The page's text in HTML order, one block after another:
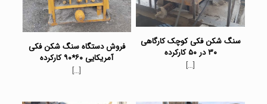
سنگ شکن فکی کوچک کارگاهی
۳۰ در ۵۰ کارکرده
[…]
فروش دستگاه سنگ شکن فکی
آمریکایی ۶۰*۹۰ کارکرده
[…]